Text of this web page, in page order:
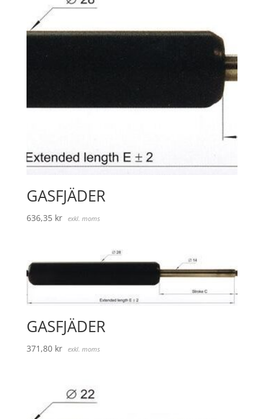
GASFJÄDER
636,35 kr exkl. moms
GASFJÄDER
371,80 kr exkl. moms